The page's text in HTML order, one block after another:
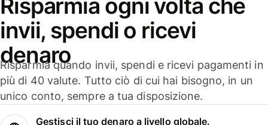
Risparmia ogni volta che
invii, spendi o ricevi
denaro
Risparmia quando invii, spendi e ricevi pagamenti in
più di 40 valute. Tutto ciò di cui hai bisogno, in un
unico conto, sempre a tua disposizione.
Gestisci il tuo denaro a livello globale.